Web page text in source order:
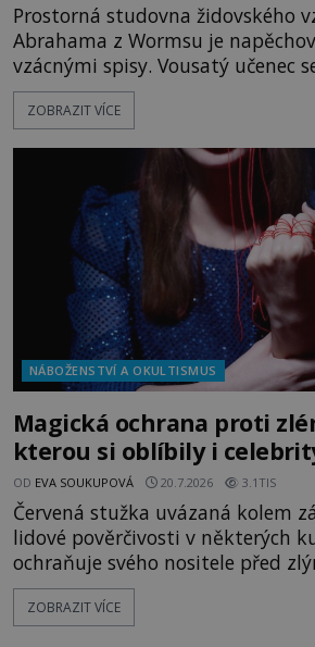
Prostorná studovna židovského
Abrahama z Wormsu je
vzácnými spisy. Vousatý učenec
před sebou má rozložený jeden z
magických textů. Jde o Abramelinův grimoár, který
kouzla, jak si někteří myslí, nebo
pověru? Už šest měsíců pobývá
ZOBRAZIT VÍCE
NÁBOŽENSTVÍ A OKULTISMUS
Magická ochrana proti
kterou si oblíbily i
OD EVA SOUKUPOVÁ 20.7.2026 3.1TIS
Červená stužka uvázaná kolem
lidové pověrčivosti v některých
ochraňuje svého nositele před
která může přivodit neštěstí či
nenápadným symbolem magické
ZOBRAZIT VÍCE